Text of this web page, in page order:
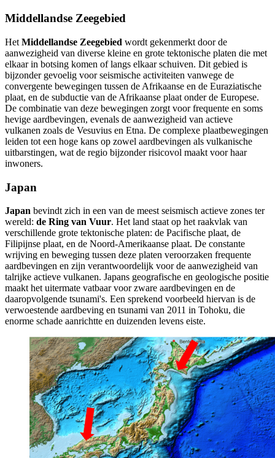
Middellandse Zeegebied
Het Middellandse Zeegebied wordt gekenmerkt door de
aanwezigheid van diverse kleine en grote tektonische platen die met
elkaar in botsing komen of langs elkaar schuiven. Dit gebied is
bijzonder gevoelig voor seismische activiteiten vanwege de
convergente bewegingen tussen de Afrikaanse en de Euraziatische
plaat, en de subductie van de Afrikaanse plaat onder de Europese.
De combinatie van deze bewegingen zorgt voor frequente en soms
hevige aardbevingen, evenals de aanwezigheid van actieve
vulkanen zoals de Vesuvius en Etna. De complexe plaatbewegingen
leiden tot een hoge kans op zowel aardbevingen als vulkanische
uitbarstingen, wat de regio bijzonder risicovol maakt voor haar
inwoners.
Japan
Japan bevindt zich in een van de meest seismisch actieve zones ter
wereld: de Ring van Vuur. Het land staat op het raakvlak van
verschillende grote tektonische platen: de Pacifische plaat, de
Filipijnse plaat, en de Noord-Amerikaanse plaat. De constante
wrijving en beweging tussen deze platen veroorzaken frequente
aardbevingen en zijn verantwoordelijk voor de aanwezigheid van
talrijke actieve vulkanen. Japans geografische en geologische positie
maakt het uitermate vatbaar voor zware aardbevingen en de
daaropvolgende tsunami's. Een sprekend voorbeeld hiervan is de
verwoestende aardbeving en tsunami van 2011 in Tohoku, die
enorme schade aanrichtte en duizenden levens eiste.